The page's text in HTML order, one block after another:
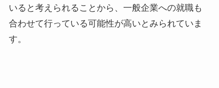
いると考えられることから、一般企業への就職も
合わせて行っている可能性が高いとみられていま
す。